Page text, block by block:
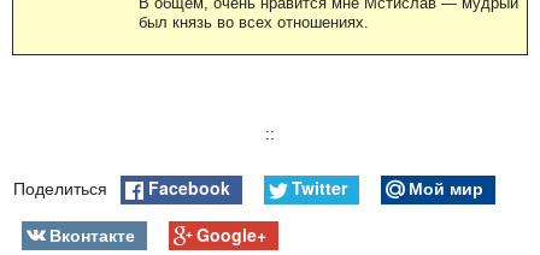
был князь во всех отношениях.
::
Поделиться Facebook Twitter
Мой мир
Вконтакте
Google+